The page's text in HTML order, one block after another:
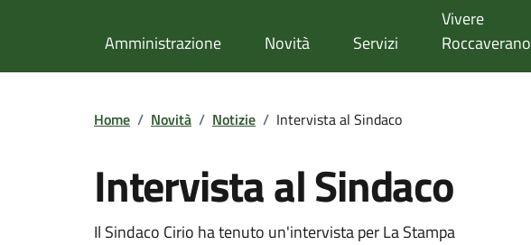
Amministrazione Novità Servizi
Vivere
Roccaverano
Home / Novità / Notizie / Intervista al Sindaco
Intervista al Sindaco
Il Sindaco Cirio ha tenuto un'intervista per La Stampa